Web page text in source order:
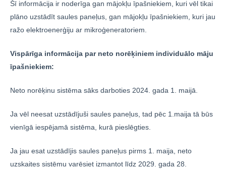
Šī informācija ir noderīga gan mājokļu īpašniekiem, kuri vēl tikai
plāno uzstādīt saules paneļus, gan mājokļu īpašniekiem, kuri jau
ražo elektroenerģiju ar mikroģeneratoriem.
Vispārīga informācija par neto norēķiniem individuālo māju
īpašniekiem:
Neto norēķinu sistēma sāks darboties 2024. gada 1. maijā.
Ja vēl neesat uzstādījuši saules paneļus, tad pēc 1.maija tā būs
vienīgā iespējamā sistēma, kurā pieslēgties.
Ja jau esat uzstādījis saules paneļus pirms 1. maija, neto
uzskaites sistēmu varēsiet izmantot līdz 2029. gada 28.